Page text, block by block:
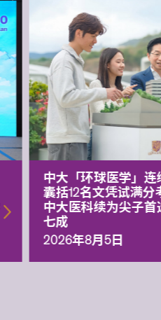
中大「环球医学」连
囊括12名文凭试满
中大医科续为尖子
七成
2026年8月5日